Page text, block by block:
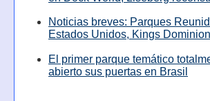
Noticias breves: Parques
Estados Unidos, Kings
El primer parque temático
abierto sus puertas en Brasil